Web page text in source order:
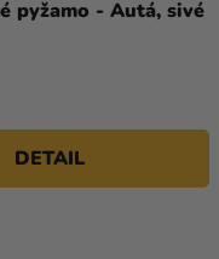
pyžamo - Autá, sivé
DETAIL